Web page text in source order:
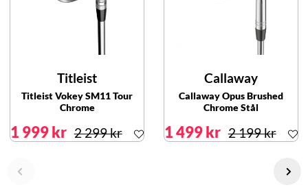
Titleist
Titleist Vokey SM11 Tour
Chrome
1 999 kr 2 299 kr
Callaway
Callaway Opus Brushed
Chrome Stål
1 499 kr 2 199 kr